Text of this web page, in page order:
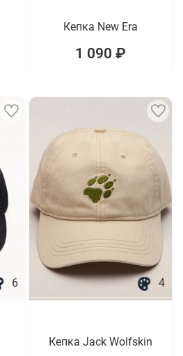
Кепка New Era
1 090 ₽
6 4
Кепка Jack Wolfskin